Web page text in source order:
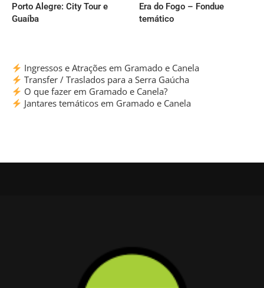
Porto Alegre: City Tour e
Guaíba
Era do Fogo – Fondue
temático
Ingressos e Atrações em Gramado e Canela
Transfer / Traslados para a Serra Gaúcha
O que fazer em Gramado e Canela?
Jantares temáticos em Gramado e Canela